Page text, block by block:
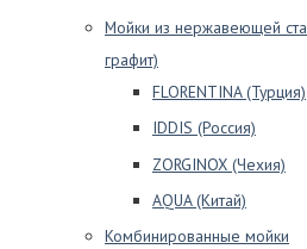
Мойки из нержавеющей
графит)
FLORENTINA (Турция)
IDDIS (Россия)
ZORGINOX (Чехия)
AQUA (Китай)
Комбинированные мойки